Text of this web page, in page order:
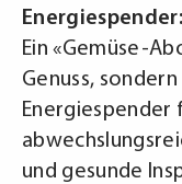
Energiespender:
Ein «Gemüse-
Genuss,
Energiespender
und gesunde